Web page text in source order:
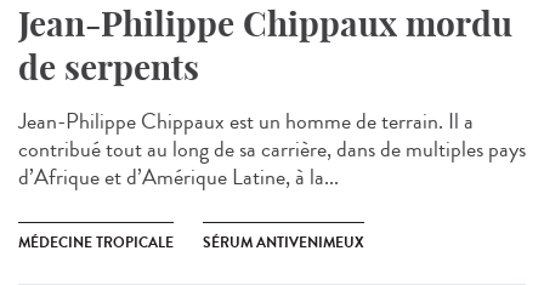
Jean-Philippe Chippaux mordu
de serpents
Jean-Philippe Chippaux est un homme de terrain. Il a
contribué tout au long de sa carrière, dans de multiples pays
d’Afrique et d’Amérique Latine, à la...
MÉDECINE TROPICALE SÉRUM ANTIVENIMEUX